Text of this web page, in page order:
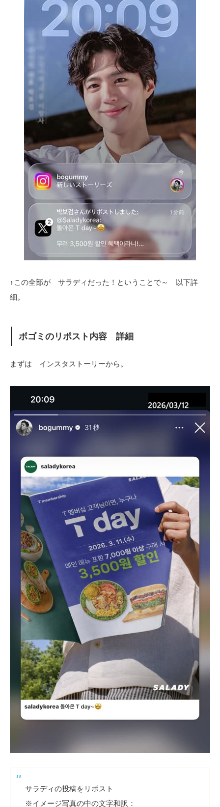
↑この全部が サラディだった！ということで～ 以下詳
細。
ボゴミのリポスト内容 詳細
まずは インスタストーリーから。
サラディの投稿をリポスト
※イメージ写真の中の文字和訳：